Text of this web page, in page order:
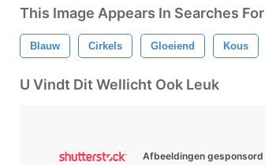
This Image Appears In Searches For
Blauw Cirkels Gloeiend Kous
U Vindt Dit Wellicht Ook Leuk
Afbeeldingen gesponsord